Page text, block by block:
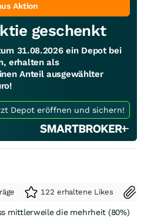
Aktion
geschenkt
31.08.2026 ein Depot bei
erhalten als
Anteil ausgewählter
Depot eröffnen und sichern!
122 erhaltene Likes
mittlerweile die mehrheit (80%)